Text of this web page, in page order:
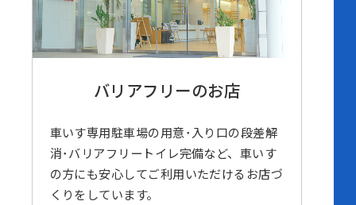
バリアフリーのお店
車いす専用駐車場の用意･入り口の段差解
消･バリアフリートイレ完備など、車いす
の方にも安心してご利用いただけるお店づ
くりをしています。